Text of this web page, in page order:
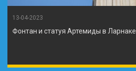
13-04-2023
Фонтан и статуя Артемиды в Ларнаке